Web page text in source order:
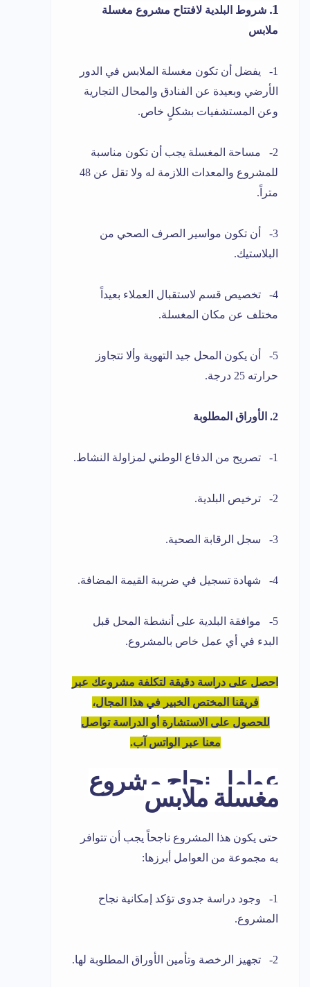
1. شروط البلدية لافتتاح مشروع مغسلة
ملابس
1- يفضل أن تكون مغسلة الملابس في الدور
الأرضي وبعيدة عن الفنادق والمحال التجارية
وعن المستشفيات بشكلٍ خاص.
2- مساحة المغسلة يجب أن تكون مناسبة
للمشروع والمعدات اللازمة له ولا تقل عن 48
متراً.
3- أن تكون مواسير الصرف الصحي من
البلاستيك.
4- تخصيص قسم لاستقبال العملاء بعيداً
مختلف عن مكان المغسلة.
5- أن يكون المحل جيد التهوية وألا تتجاوز
حرارته 25 درجة.
2. الأوراق المطلوبة
1- تصريح من الدفاع الوطني لمزاولة النشاط.
2- ترخيص البلدية.
3- سجل الرقابة الصحية.
4- شهادة تسجيل في ضريبة القيمة المضافة.
5- موافقة البلدية على أنشطة المحل قبل
البدء في أي عمل خاص بالمشروع.
احصل على دراسة دقيقة لتكلفة مشروعك عبر
فريقنا المختص الخبير في هذا المجال،
للحصول على الاستشارة أو الدراسة تواصل
معنا عبر الواتس آب.
عوامل نجاح مشروع
مغسلة ملابس
حتى يكون هذا المشروع ناجحاً يجب أن تتوافر
به مجموعة من العوامل أبرزها:
1- وجود دراسة جدوى تؤكد إمكانية نجاح
المشروع.
2- تجهيز الرخصة وتأمين الأوراق المطلوبة لها.